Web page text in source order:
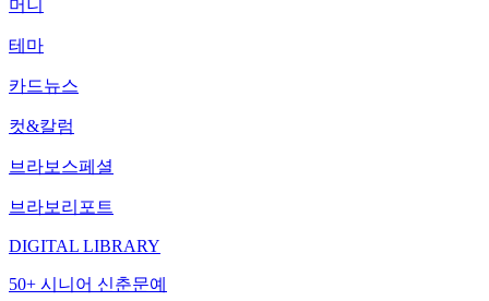
머니
테마
카드뉴스
컷&칼럼
브라보스페셜
브라보리포트
DIGITAL LIBRARY
50+ 시니어 신춘문예